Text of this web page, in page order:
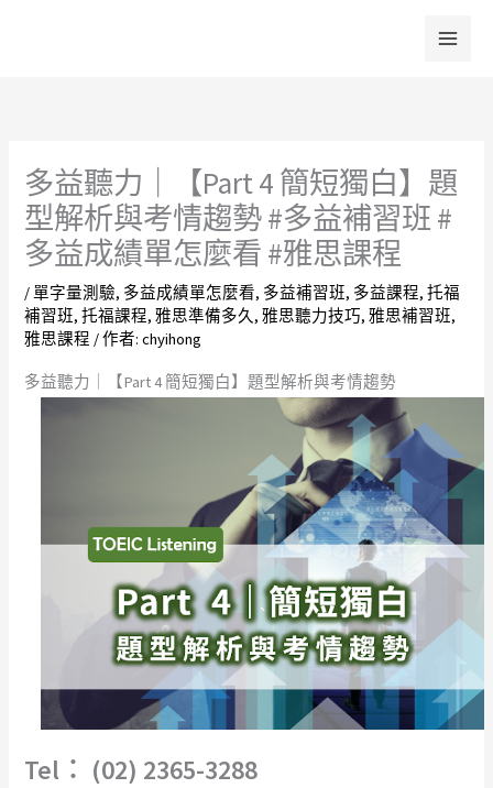
多益聽力｜【Part 4 簡短獨白】題
型解析與考情趨勢 #多益補習班 #
多益成績單怎麼看 #雅思課程
/單字量測驗, 多益成績單怎麼看, 多益補習班, 多益課程,托福
補習班,托福課程,雅思準備多久,雅思聽力技巧,雅思補習班,
雅思課程 / 作者:chyihong
多益聽力｜【Part 4 簡短獨白】題型解析與考情趨勢
Tel︰ (02) 2365-3288